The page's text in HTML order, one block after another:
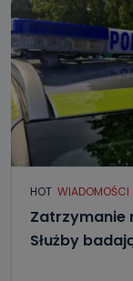
HOT WIADOMOŚCI
Zatrzymanie
Służby